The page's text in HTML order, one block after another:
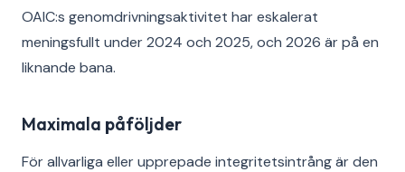
OAIC:s genomdrivningsaktivitet har eskalerat
meningsfullt under 2024 och 2025, och 2026 är på en
liknande bana.
Maximala påföljder
För allvarliga eller upprepade integritetsintrång är den